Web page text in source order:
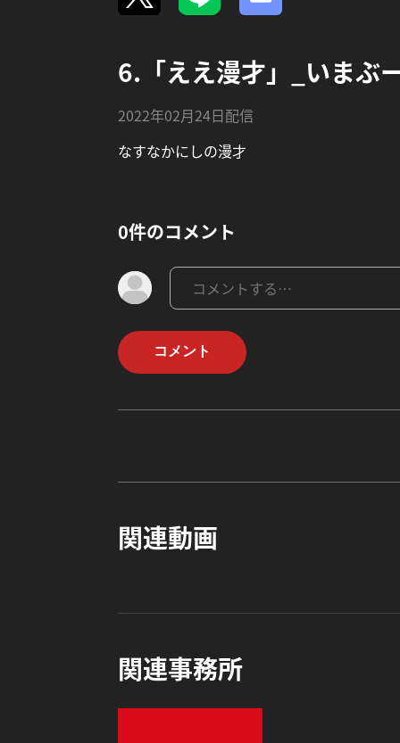
6.「ええ漫才」_いまぶ
2022年02月24日配信
なすなかにしの漫才
0件のコメント
コメント
関連動画
関連事務所